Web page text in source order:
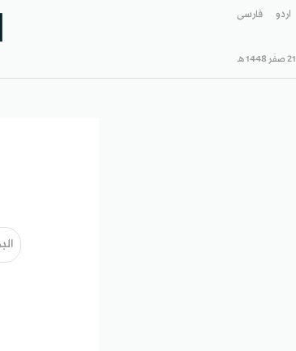
اردو فارسى
21 صفَر 1448 هـ